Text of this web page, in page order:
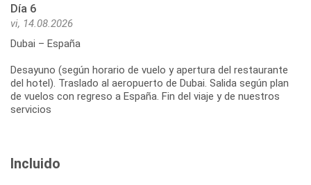
Día 6
vi, 14.08.2026
Dubai – España
Desayuno (según horario de vuelo y apertura del restaurante
del hotel). Traslado al aeropuerto de Dubai. Salida según plan
de vuelos con regreso a España. Fin del viaje y de nuestros
servicios
Incluido